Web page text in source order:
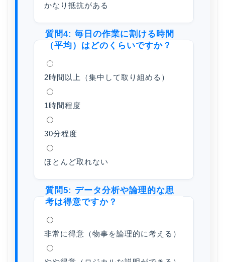
かなり抵抗がある
質問4: 毎日の作業に割ける時間
（平均）はどのくらいですか？
2時間以上（集中して取り組める）
1時間程度
30分程度
ほとんど取れない
質問5: データ分析や論理的な思
考は得意ですか？
非常に得意（物事を論理的に考える）